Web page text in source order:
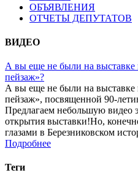
ОБЪЯВЛЕНИЯ
ОТЧЕТЫ ДЕПУТАТОВ
ВИДЕО
А вы еще не были на
пейзаж»?
А вы еще не были на
пейзаж», посвященной 90-
Предлагаем небольшую видео
открытия выставки!Но,
глазами в Березниковском
Подробнее
Теги